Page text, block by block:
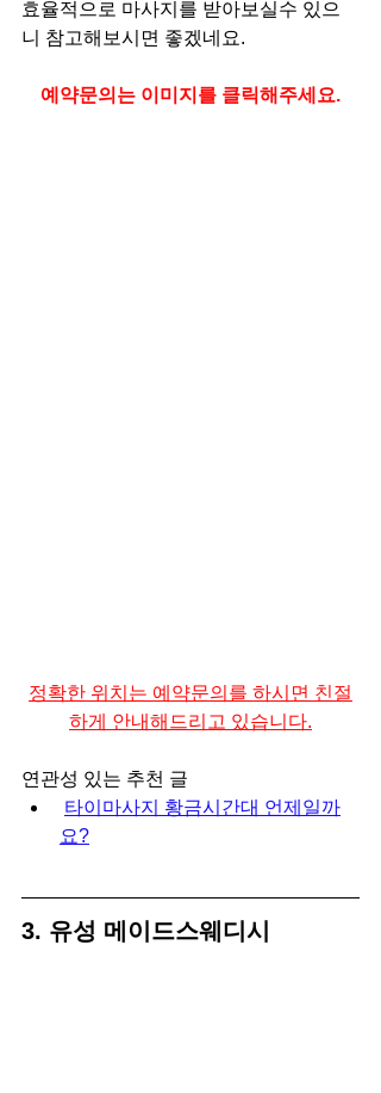
효율적으로 마사지를 받아보실수 있으
니 참고해보시면 좋겠네요.
예약문의는 이미지를 클릭해주세요.
정확한 위치는 예약문의를 하시면 친절
하게 안내해드리고 있습니다.
연관성 있는 추천 글
타이마사지 황금시간대 언제일까
요?
3. 유성 메이드스웨디시